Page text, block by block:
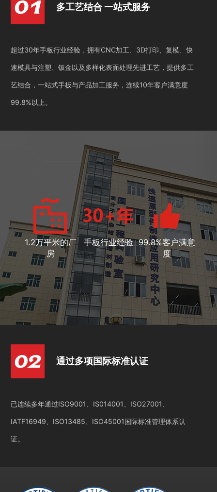
多工艺结合 一站式服务
超过30年手板行业经验，拥有CNC加工、3D打印、复模、快
速模具与注塑、钣金以及多样化表面处理先进工艺，提供多工
艺结合，一站式手板与产品加工服务，连续10年客户满意度
99.8%以上。
1.2万平米的厂
房
手板行业经验 99.8%客户满意
度
通过多项国际标准认证
已连续多年通过ISO9001、IS014001、ISO27001、
IATF16949、ISO13485、ISO45001国际标准管理体系认
证。